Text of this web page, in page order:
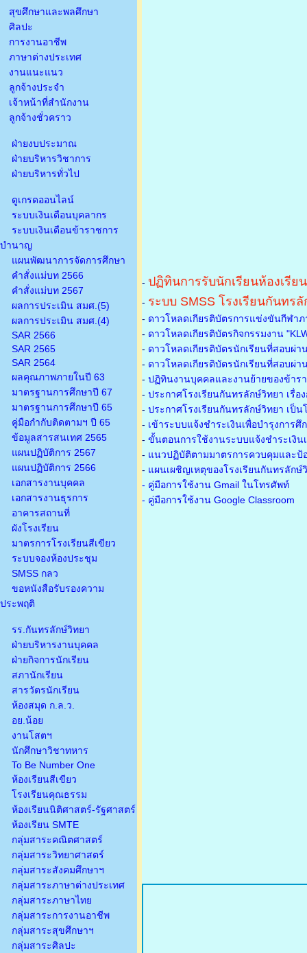
สุขศึกษาและพลศึกษา
ศิลปะ
การงานอาชีพ
ภาษาต่างประเทศ
งานแนะแนว
ลูกจ้างประจำ
เจ้าหน้าที่สำนักงาน
ลูกจ้างชั่วคราว
ฝ่ายงบประมาณ
ฝ่ายบริหารวิชาการ
ฝ่ายบริหารทั่วไป
ดูเกรดออนไลน์
ระบบเงินเดือนบุคลากร
ระบบเงินเดือนข้าราชการ
บำนาญ
แผนพัฒนาการจัดการศึกษา
คำสั่งแม่บท 2566
คำสั่งแม่บท 2567
ผลการประเมิน สมศ.(5)
ผลการประเมิน สมศ.(4)
SAR 2566
SAR 2565
SAR 2564
ผลคุณภาพภายในปี 63
มาตรฐานการศึกษาปี 67
มาตรฐานการศึกษาปี 65
คู่มือกำกับติดตามฯ ปี 65
ข้อมูลสารสนเทศ 2565
แผนปฏิบัติการ 2567
แผนปฏิบัติการ 2566
เอกสารงานบุคคล
เอกสารงานธุรการ
อาคารสถานที่
ผังโรงเรียน
มาตรการโรงเรียนสีเขียว
ระบบจองห้องประชุม
SMSS กลว
ขอหนังสือรับรองความ
ประพฤติ
รร.กันทรลักษ์วิทยา
ฝ่ายบริหารงานบุคคล
ฝ่ายกิจการนักเรียน
สภานักเรียน
สารวัตรนักเรียน
ห้องสมุด ก.ล.ว.
อย.น้อย
งานโสตฯ
นักศึกษาวิชาทหาร
To Be Number One
ห้องเรียนสีเขียว
โรงเรียนคุณธรรม
ห้องเรียนนิติศาสตร์-รัฐศาสตร์
ห้องเรียน SMTE
กลุ่มสาระคณิตศาสตร์
กลุ่มสาระวิทยาศาสตร์
กลุ่มสาระสังคมศึกษาฯ
กลุ่มสาระภาษาต่างประเทศ
กลุ่มสาระภาษาไทย
กลุ่มสาระการงานอาชีพ
กลุ่มสาระสุขศึกษาฯ
กลุ่มสาระศิลปะ
- ปฏิทินการรับนักเรียนห้องเรีย
- ระบบ SMSS โรงเรียนกันทร
- ดาวโหลดเกียรติบัตรการแข่งขันกีฬา
- ดาวโหลดเกียรติบัตรกิจกรรมงาน
- ดาวโหลดเกียรติบัตรนักเรียนที่สอบผ่
- ดาวโหลดเกียรติบัตรนักเรียนที่สอบผ่
- ปฏิทินงานบุคคลและงานย้ายของข้าร
- ประกาศโรงเรียนกันทรลักษ์วิทยา เรื่
- ประกาศโรงเรียนกันทรลักษ์วิทยา เป็
- เข้าระบบแจ้งชำระเงินเพื่อบำรุงการศึ
- ขั้นตอนการใช้งานระบบแจ้งชำระเงิน
- แนวปฏิบัติตามมาตรการควบคุมและป้
- แผนเผชิญเหตุของโรงเรียนกันทรลัก
- คู่มือการใช้งาน Gmail ในโทรศัพท์
- คู่มือการใช้งาน Google Classroom